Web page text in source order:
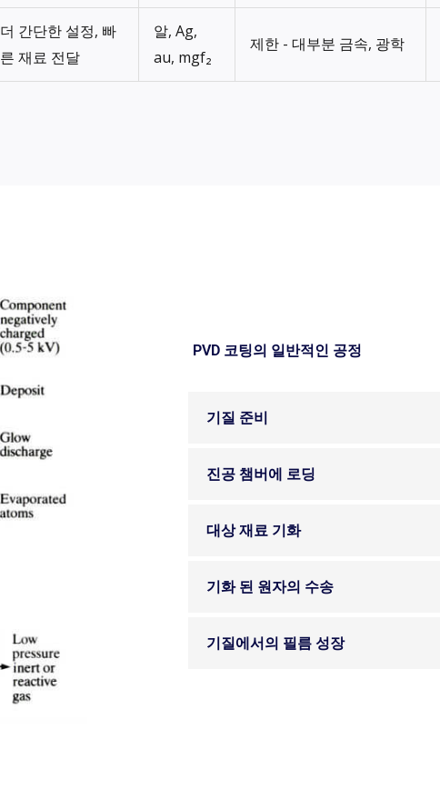
더 간단한 설정, 빠
른 재료 전달
알, Ag,
au, mgf₂
제한 - 대부분 금속, 광학
PVD 코팅의 일반적인 공정
기질 준비
진공 챔버에 로딩
대상 재료 기화
기화 된 원자의 수송
기질에서의 필름 성장